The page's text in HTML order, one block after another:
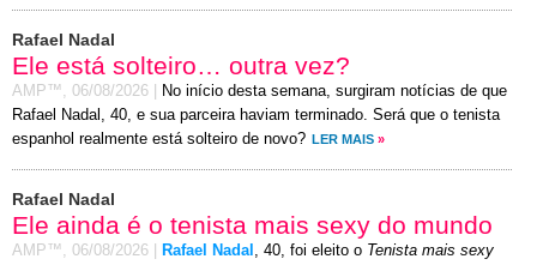
Rafael Nadal
Ele está solteiro… outra vez?
AMP™, 06/08/2026
No início desta semana, surgiram notícias de que
Rafael Nadal, 40, e sua parceira haviam terminado. Será que o tenista
espanhol realmente está solteiro de novo? LER MAIS »
Rafael Nadal
Ele ainda é o tenista mais sexy do mundo
AMP™, 06/08/2026 Rafael Nadal , 40, foi eleito o Tenista mais sexy